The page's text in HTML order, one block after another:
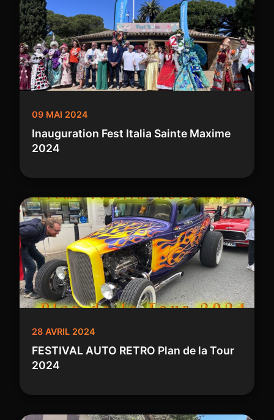
09 MAI 2024
Inauguration Fest Italia Sainte Maxime
2024
28 AVRIL 2024
FESTIVAL AUTO RETRO Plan de la Tour
2024